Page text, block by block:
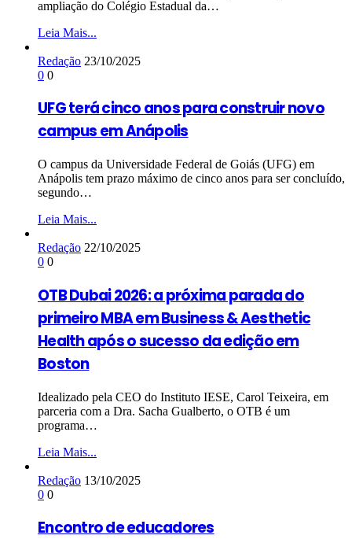
ampliação do Colégio Estadual da…
Leia Mais...
Redação 23/10/2025
0 0
UFG terá cinco anos para construir novo
campus em Anápolis
O campus da Universidade Federal de Goiás (UFG) em
Anápolis tem prazo máximo de cinco anos para ser concluído,
segundo…
Leia Mais...
Redação 22/10/2025
0 0
OTB Dubai 2026: a próxima parada do
primeiro MBA em Business & Aesthetic
Health após o sucesso da edição em
Boston
Idealizado pela CEO do Instituto IESE, Carol Teixeira, em
parceria com a Dra. Sacha Gualberto, o OTB é um
programa…
Leia Mais...
Redação 13/10/2025
0 0
Encontro de educadores